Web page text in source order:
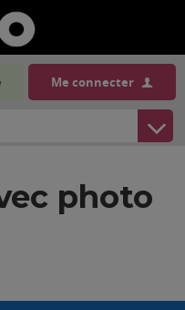
Me connecter